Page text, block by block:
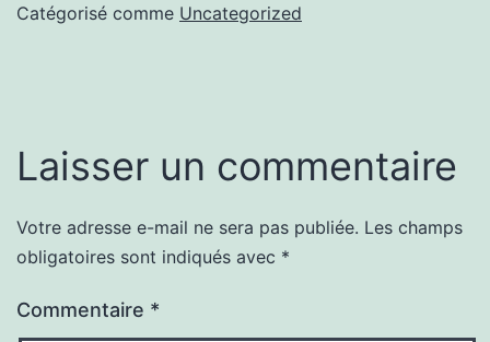
Catégorisé comme Uncategorized
Laisser un commentaire
Votre adresse e-mail ne sera pas publiée. Les champs
obligatoires sont indiqués avec *
Commentaire *